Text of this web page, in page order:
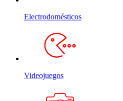
Electrodomésticos
Videojuegos